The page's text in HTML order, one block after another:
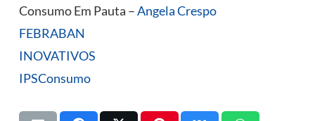
Consumo Em Pauta –Angela Crespo
FEBRABAN
INOVATIVOS
IPSConsumo